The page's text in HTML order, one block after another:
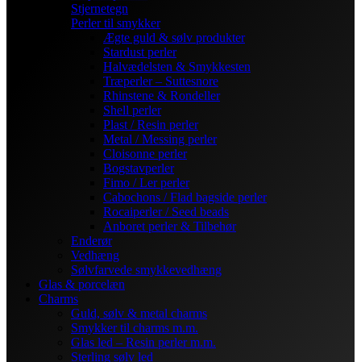
Stjernetegn
Perler til smykker
Ægte guld & sølv produkter
Stardust perler
Halvædelsten & Smykkesten
Træperler – Suttesnore
Rhinstene & Rondeller
Shell perler
Plast / Resin perler
Metal / Messing perler
Cloisonne perler
Bogstavperler
Fimo / Ler perler
Cabochons / Flad bagside perler
Rocaiperler / Seed beads
Anboret perler & Tilbehør
Enderør
Vedhæng
Sølvfarvede smykkevedhæng
Glas & porcelæn
Charms
Guld, sølv & metal charms
Smykker til charms m.m.
Glas led – Resin perler m.m.
Sterling sølv led